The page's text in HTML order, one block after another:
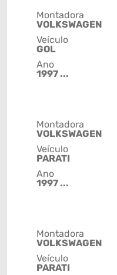
Montadora
VOLKSWAGEN
Veículo
GOL
Ano
1997 ...
Montadora
VOLKSWAGEN
Veículo
PARATI
Ano
1997 ...
Montadora
VOLKSWAGEN
Veículo
PARATI